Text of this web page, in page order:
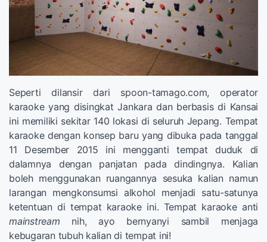
Seperti dilansir dari spoon-tamago.com, operator
karaoke yang disingkat Jankara dan berbasis di Kansai
ini memiliki sekitar 140 lokasi di seluruh Jepang. Tempat
karaoke dengan konsep baru yang dibuka pada tanggal
11 Desember 2015 ini mengganti tempat duduk di
dalamnya dengan panjatan pada dindingnya. Kalian
boleh menggunakan ruangannya sesuka kalian namun
larangan mengkonsumsi alkohol menjadi satu-satunya
ketentuan di tempat karaoke ini. Tempat karaoke anti
mainstream nih, ayo bernyanyi sambil menjaga
kebugaran tubuh kalian di tempat ini!